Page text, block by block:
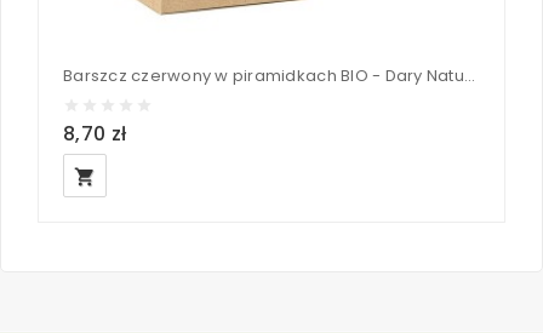
Barszcz czerwony w piramidkach BIO - Dary Natury 15x5g 75 g
8,70 zł
local_grocery_store